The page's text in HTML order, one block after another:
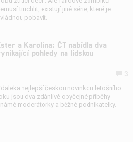
truchlit, existují jiné série, které je
pobavit.
a Karolína: ČT nabídla dva
pohledy na lidskou
nejlepší českou novinkou letošního
jsou dva zdánlivě obyčejné příběhy
moderátorky a běžné podnikatelky.